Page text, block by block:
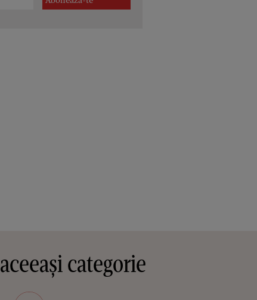
categorie